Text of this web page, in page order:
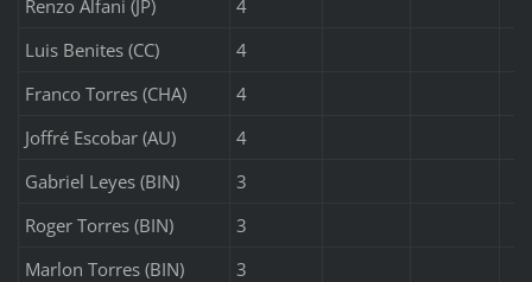
Renzo Alfani (JP)
4
Luis Benites (CC)
4
Franco Torres (CHA)
4
Joffré Escobar (AU)
4
Gabriel Leyes (BIN)
3
Roger Torres (BIN)
3
Marlon Torres (BIN)
3